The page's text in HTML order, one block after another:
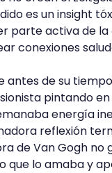
es un insight
parte activa de
conexiones
antes de su
pintando
energía
reflexión
de Van Gogh no
que lo amaba y